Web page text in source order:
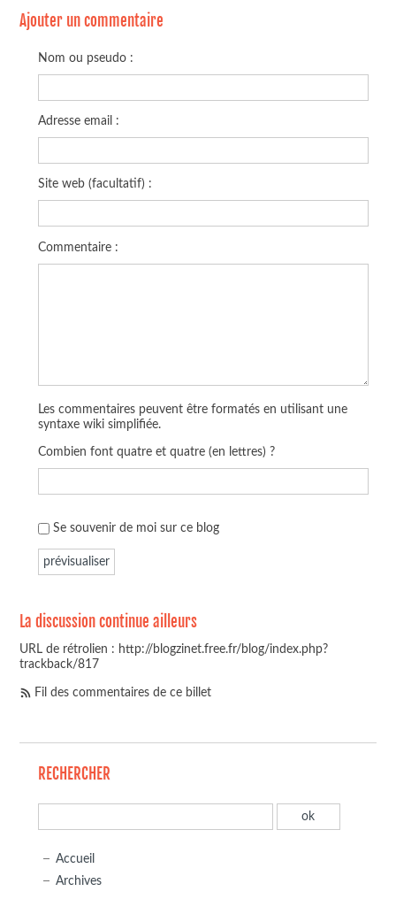
Ajouter un commentaire
Nom ou pseudo :
Adresse email :
Site web (facultatif) :
Commentaire :
Les commentaires peuvent être formatés en utilisant une
syntaxe wiki simplifiée.
Combien font quatre et quatre (en lettres) ?
Se souvenir de moi sur ce blog
La discussion continue ailleurs
URL de rétrolien : http://blogzinet.free.fr/blog/index.php?
trackback/817
Fil des commentaires de ce billet
RECHERCHER
Accueil
Archives